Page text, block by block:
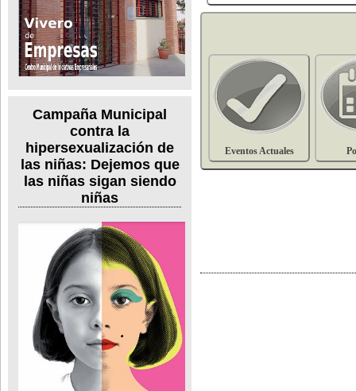
Campaña Municipal
contra la
hipersexualización de
las niñas: Dejemos que
las niñas sigan siendo
niñas
Eventos Actuales